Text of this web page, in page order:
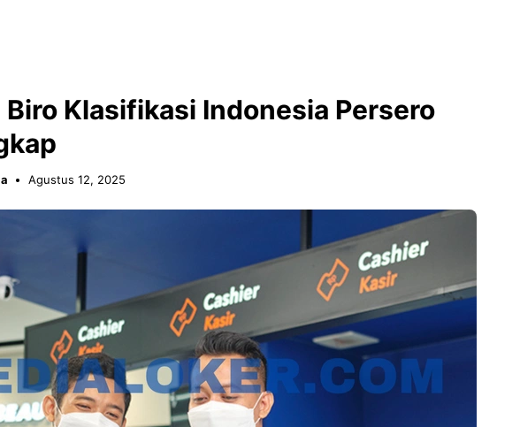
Biro Klasifikasi Indonesia Persero
Agustus 12, 2025